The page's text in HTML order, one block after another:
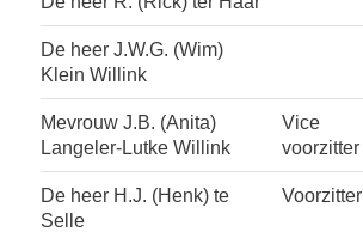
De heer J.W.G. (Wim)
Klein Willink
Mevrouw J.B. (Anita)
Langeler-Lutke Willink
Vice
voorzitter
De heer H.J. (Henk) te
Selle
Voorzitter